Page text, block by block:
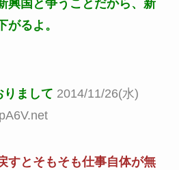
興国と争うことだから、新
がるよ。
りまして 2014/11/26(水)
すとそもそも仕事自体が無